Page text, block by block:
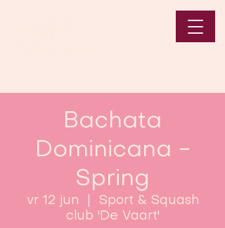
Bachata
Dominicana -
Spring
vr 12 jun
Sport & Squash
club 'De Vaart'